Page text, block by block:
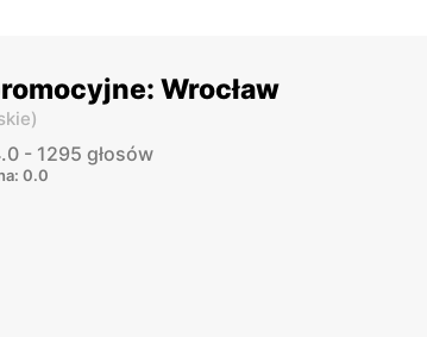
Wrocław
)
- 1295 głosów
0.0